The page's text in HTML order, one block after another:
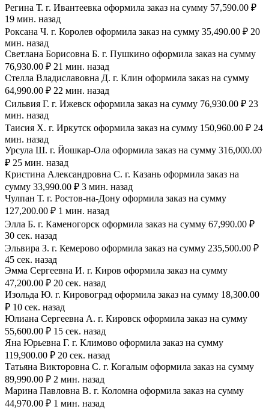
Регина Т. г. Ивантеевка оформила заказ на сумму 57,590.00 ₽
19 мин. назад
Роксана Ч. г. Королев оформила заказ на сумму 35,490.00 ₽ 20
мин. назад
Светлана Борисовна Б. г. Пушкино оформила заказ на сумму
76,930.00 ₽ 21 мин. назад
Стелла Владиславовна Д. г. Клин оформила заказ на сумму
64,990.00 ₽ 22 мин. назад
Сильвия Г. г. Ижевск оформила заказ на сумму 76,930.00 ₽ 23
мин. назад
Таисия Х. г. Иркутск оформила заказ на сумму 150,960.00 ₽ 24
мин. назад
Урсула Ш. г. Йошкар-Ола оформила заказ на сумму 316,000.00
₽ 25 мин. назад
Кристина Александровна С. г. Казань оформила заказ на
сумму 33,990.00 ₽ 3 мин. назад
Чулпан Т. г. Ростов-на-Дону оформила заказ на сумму
127,200.00 ₽ 1 мин. назад
Элла Б. г. Каменогорск оформила заказ на сумму 67,990.00 ₽
30 сек. назад
Эльвира З. г. Кемерово оформила заказ на сумму 235,500.00 ₽
45 сек. назад
Эмма Сергеевна И. г. Киров оформила заказ на сумму
47,200.00 ₽ 20 сек. назад
Изольда Ю. г. Кировоград оформила заказ на сумму 18,300.00
₽ 10 сек. назад
Юлиана Сергеевна А. г. Кировск оформила заказ на сумму
55,600.00 ₽ 15 сек. назад
Яна Юрьевна Г. г. Климово оформила заказ на сумму
119,900.00 ₽ 20 сек. назад
Татьяна Викторовна С. г. Когалым оформила заказ на сумму
89,990.00 ₽ 2 мин. назад
Марина Павловна В. г. Коломна оформила заказ на сумму
44,970.00 ₽ 1 мин. назад